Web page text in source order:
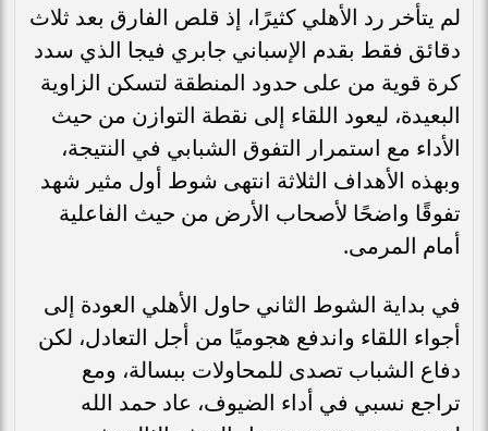
لم يتأخر رد الأهلي كثيرًا، إذ قلص الفارق بعد ثلاث
دقائق فقط بقدم الإسباني جابري فيجا الذي سدد
كرة قوية من على حدود المنطقة لتسكن الزاوية
البعيدة، ليعود اللقاء إلى نقطة التوازن من حيث
الأداء مع استمرار التفوق الشبابي في النتيجة،
وبهذه الأهداف الثلاثة انتهى شوط أول مثير شهد
تفوقًا واضحًا لأصحاب الأرض من حيث الفاعلية
أمام المرمى.
في بداية الشوط الثاني حاول الأهلي العودة إلى
أجواء اللقاء واندفع هجوميًا من أجل التعادل، لكن
دفاع الشباب تصدى للمحاولات ببسالة، ومع
تراجع نسبي في أداء الضيوف، عاد حمد الله